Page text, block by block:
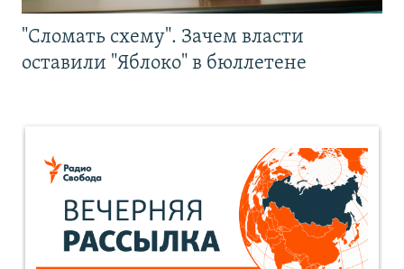
"Сломать схему". Зачем власти
оставили "Яблоко" в бюллетене